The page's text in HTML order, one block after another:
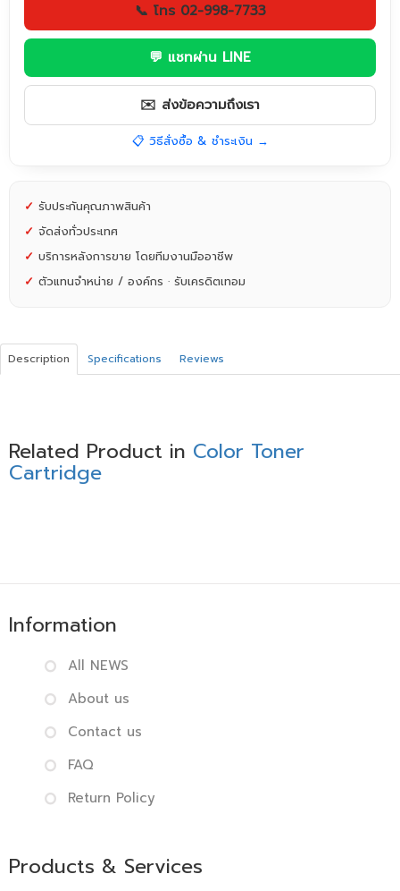
📞 โทร 02-998-7733
💬 แชทผ่าน LINE
✉️ ส่งข้อความถึงเรา
📋 วิธีสั่งซื้อ & ชำระเงิน →
✓ รับประกันคุณภาพสินค้า
✓ จัดส่งทั่วประเทศ
✓ บริการหลังการขาย โดยทีมงานมืออาชีพ
✓ ตัวแทนจำหน่าย / องค์กร · รับเครดิตเทอม
Description Specifications Reviews
Related Product in Color Toner
Cartridge
Information
All NEWS
About us
Contact us
FAQ
Return Policy
Products & Services